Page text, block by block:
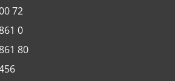
72
0
80